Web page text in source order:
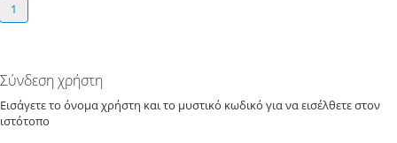
1
Σύνδεση χρήστη
Εισάγετε το όνομα χρήστη και το μυστικό κωδικό για να εισέλθετε στον
ιστότοπο